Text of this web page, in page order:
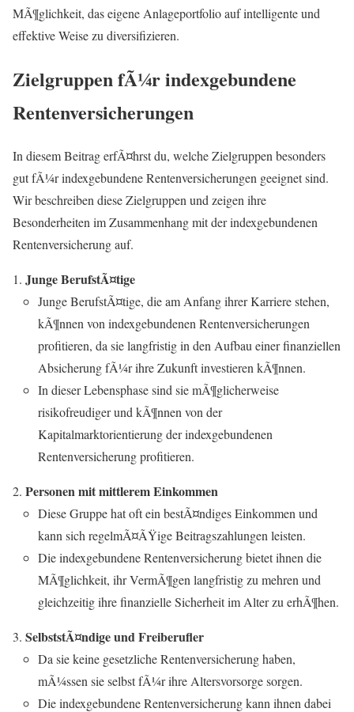
MÃ¶glichkeit, das eigene Anlageportfolio auf intelligente und
effektive Weise zu diversifizieren.
Zielgruppen fÃ¼r indexgebundene
Rentenversicherungen
In diesem Beitrag erfÃ¤hrst du, welche Zielgruppen besonders
gut fÃ¼r indexgebundene Rentenversicherungen geeignet sind.
Wir beschreiben diese Zielgruppen und zeigen ihre
Besonderheiten im Zusammenhang mit der indexgebundenen
Rentenversicherung auf.
Junge BerufstÃ¤tige
Junge BerufstÃ¤tige, die am Anfang ihrer Karriere stehen,
kÃ¶nnen von indexgebundenen Rentenversicherungen
profitieren, da sie langfristig in den Aufbau einer finanziellen
Absicherung fÃ¼r ihre Zukunft investieren kÃ¶nnen.
In dieser Lebensphase sind sie mÃ¶glicherweise
risikofreudiger und kÃ¶nnen von der
Kapitalmarktorientierung der indexgebundenen
Rentenversicherung profitieren.
Personen mit mittlerem Einkommen
Diese Gruppe hat oft ein bestÃ¤ndiges Einkommen und
kann sich regelmÃ¤ÃŸige Beitragszahlungen leisten.
Die indexgebundene Rentenversicherung bietet ihnen die
MÃ¶glichkeit, ihr VermÃ¶gen langfristig zu mehren und
gleichzeitig ihre finanzielle Sicherheit im Alter zu erhÃ¶hen.
SelbststÃ¤ndige und Freiberufler
Da sie keine gesetzliche Rentenversicherung haben,
mÃ¼ssen sie selbst fÃ¼r ihre Altersvorsorge sorgen.
Die indexgebundene Rentenversicherung kann ihnen dabei